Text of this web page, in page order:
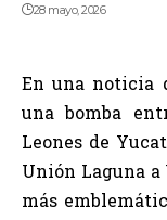
28 mayo, 2026
En una noticia
una bomba
Leones de
Unión Laguna a
más